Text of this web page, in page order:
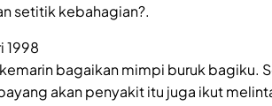
setitik kebahagian?.
1998
bagaikan mimpi buruk bagiku.
akan penyakit itu juga ikut